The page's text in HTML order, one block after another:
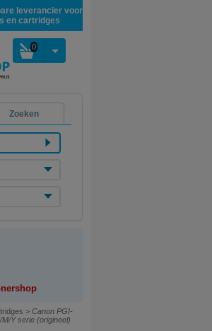
leverancier voor
en cartridges
0
Zoeken
> Canon PGI-
Y serie (origineel)